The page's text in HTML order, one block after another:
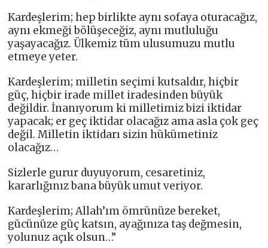
Kardeşlerim; hep birlikte aynı sofaya oturacağız,
aynı ekmeği bölüşeceğiz, aynı mutluluğu
yaşayacağız. Ülkemiz tüm ulusumuzu mutlu
etmeye yeter.
Kardeşlerim; milletin seçimi kutsaldır, hiçbir
güç, hiçbir irade millet iradesinden büyük
değildir. İnanıyorum ki milletimiz bizi iktidar
yapacak; er geç iktidar olacağız ama asla çok geç
değil. Milletin iktidarı sizin hükümetiniz
olacağız…
Sizlerle gurur duyuyorum, cesaretiniz,
kararlığınız bana büyük umut veriyor.
Kardeşlerim; Allah’ım ömrünüze bereket,
gücünüze güç katsın, ayağınıza taş değmesin,
yolunuz açık olsun…”